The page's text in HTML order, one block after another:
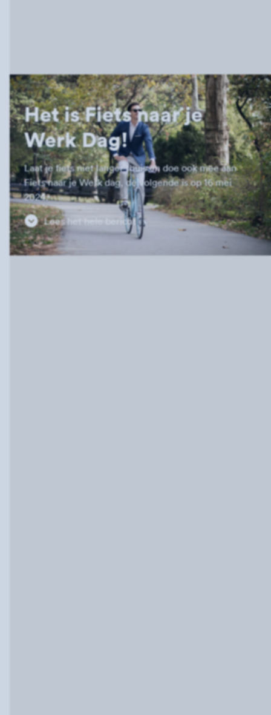
Het is Fiets naar je
Werk Dag!
Laat je fiets niet langer thuis en doe ook mee aan
Fiets naar je Werk dag, de volgende is op 16 mei
2024.
Lees het hele bericht